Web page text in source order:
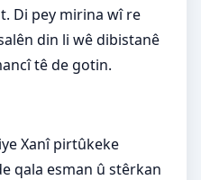
Di pey mirina wî re
din li wê dibistanê
tê de gotin.
Xanî pirtûkeke
qala esman û stêrkan